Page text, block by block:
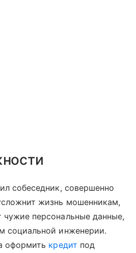
собеседник, совершенно
жизнь мошенникам,
чужие персональные данные,
социальной инженерии.
оформить кредит под